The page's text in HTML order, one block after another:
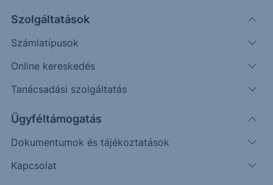
Szolgáltatások
Számlatípusok
Online kereskedés
Tanácsadási szolgáltatás
Ügyféltámogatás
Dokumentumok és tájékoztatások
Kapcsolat
Megnevezés
UPHEALTH ORD
Részvény
Upland Software Inc.